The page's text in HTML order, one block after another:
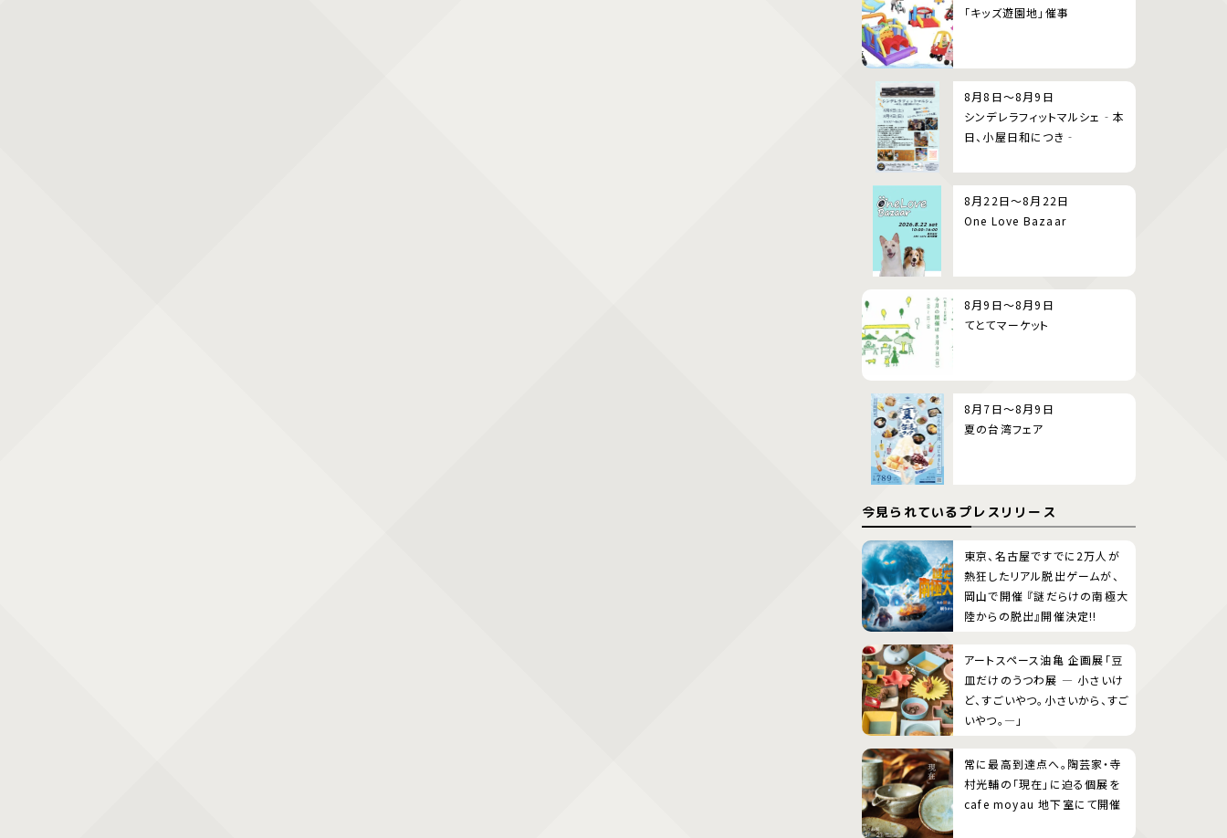
「キッズ遊園地」催事
8月8日～8月9日
シンデレラフィットマルシェ‐本
日、小屋日和につき‐
8月22日～8月22日
One Love Bazaar
8月9日～8月9日
てとてマーケット
8月7日～8月9日
夏の台湾フェア
今見られているプレスリリース
東京、名古屋ですでに2万人が
熱狂したリアル脱出ゲームが、
岡山で開催 『謎だらけの南極大
陸からの脱出』開催決定!!
アートスペース油亀 企画展「豆
皿だけのうつわ展 ― 小さいけ
ど、すごいやつ。小さいから、すご
いやつ。―」
常に最高到達点へ。陶芸家・寺
村光輔の「現在」に迫る個展を
cafe moyau 地下室にて開催